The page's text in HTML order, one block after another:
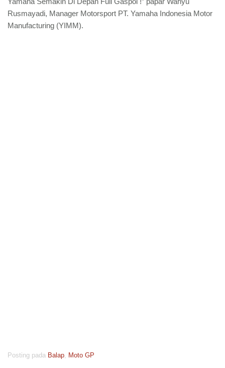
Rusmayadi, Manager Motorsport PT. Yamaha Indonesia Motor
Manufacturing (YIMM).
Posting pada Balap Moto GP